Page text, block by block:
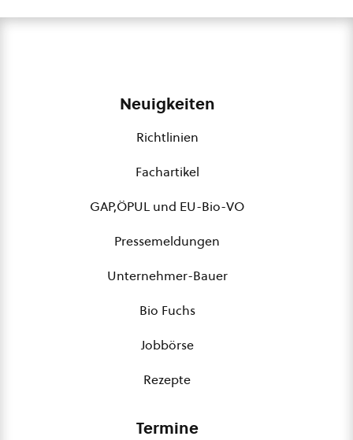
Neuigkeiten
Richtlinien
Fachartikel
GAP,ÖPUL und EU-Bio-VO
Pressemeldungen
Unternehmer-Bauer
Bio Fuchs
Jobbörse
Rezepte
Termine